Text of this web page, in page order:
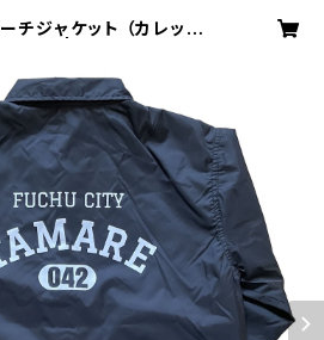
ーチジャケット （カレッジ